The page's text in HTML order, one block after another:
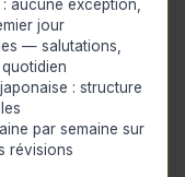
aucune exception,
jour
— salutations,
: structure
par semaine sur
révisions
douce qui
votre
nombreux
son